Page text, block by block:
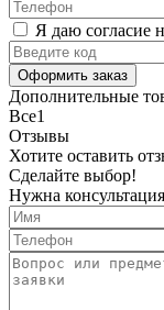
Я даю согласие
Оформить заказ
Дополнительные
Все1
Отзывы
Хотите оставить
Сделайте выбор!
Нужна